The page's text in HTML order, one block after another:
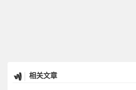
相关文章